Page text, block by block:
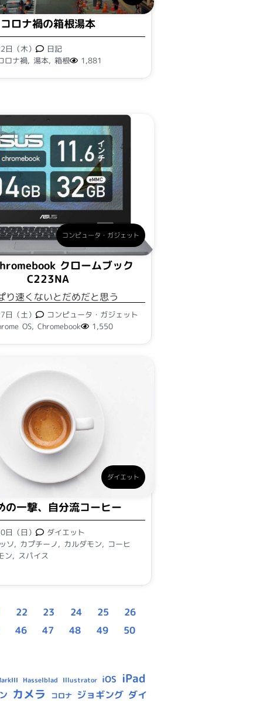
コロナ禍の箱根湯本
（木）
日記
ロナ禍,湯本,箱根 1,881
コンピュータ・ガジェット
クロームブック
C223NA
り速くないとだめだと思う
（土）
コンピュータ・ガジェット
OS,Chromebook 1,550
ダイエット
の一撃、自分流コーヒー
（日）
ダイエット
ソ, カプチーノ, カルダモン, コーヒ
ン, スパイス
22 23 24 25
26
46 47 48 49
50
Hasselblad Illustrator iOS iPad
カメラ コロナ ジョギング ダイ